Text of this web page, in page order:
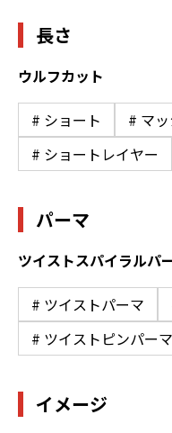
長さ
ウルフカット
# ショート
# マ
# ショートレイヤー
パーマ
ツイストスパイラルパ
# ツイストパーマ
# ツイストピンパーマ
イメージ